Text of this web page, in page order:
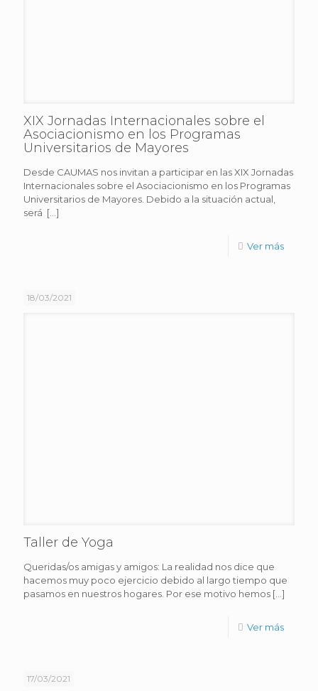
XIX Jornadas Internacionales sobre el
Asociacionismo en los Programas
Universitarios de Mayores
Desde CAUMAS nos invitan a participar en las XIX Jornadas
Internacionales sobre el Asociacionismo en los Programas
Universitarios de Mayores. Debido a la situación actual,
será […]
Ver más
18/03/2021
Taller de Yoga
Queridas/os amigas y amigos: La realidad nos dice que
hacemos muy poco ejercicio debido al largo tiempo que
pasamos en nuestros hogares. Por ese motivo hemos […]
Ver más
17/03/2021